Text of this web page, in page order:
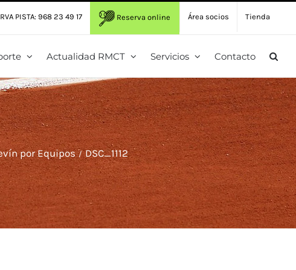
PISTA: 968 23 49 17 Reserva online Área socios Tienda
Actualidad RMCT Servicios Contacto
por Equipos DSC_1112